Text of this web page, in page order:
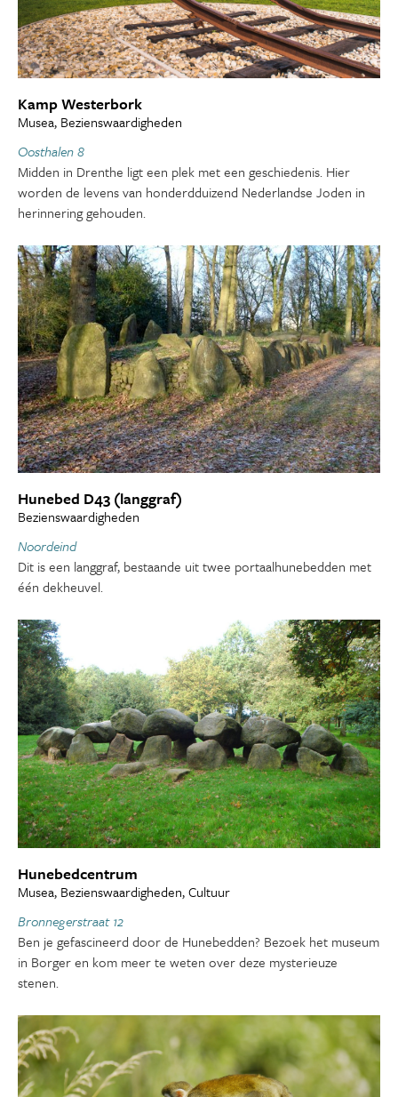
Kamp Westerbork
Musea, Bezienswaardigheden
Oosthalen 8
Midden in Drenthe ligt een plek met een geschiedenis. Hier
worden de levens van honderdduizend Nederlandse Joden in
herinnering gehouden.
Hunebed D43 (langgraf)
Bezienswaardigheden
Noordeind
Dit is een langgraf, bestaande uit twee portaalhunebedden met
één dekheuvel.
Hunebedcentrum
Musea, Bezienswaardigheden, Cultuur
Bronnegerstraat 12
Ben je gefascineerd door de Hunebedden? Bezoek het museum
in Borger en kom meer te weten over deze mysterieuze
stenen.